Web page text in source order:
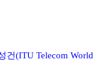
건(ITU Telecom World